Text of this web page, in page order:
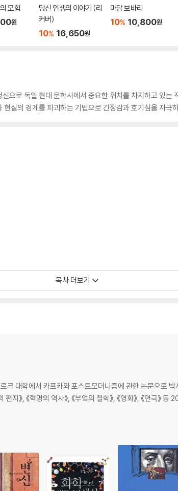
모험
원
당신 인생의 이야기 (리
커버)
10% 16,650원
마담 보바리
10% 10,800원
으로 독일 현대 문학사에서 중요한 위치를 차지하고 있는
실의 경계를 파괴하는 기법으로 긴장감과 호기심을 자극
목차 더보기
대학에서 카프카와 포스트모더니즘에 관한 논문으로 박
지》, 《혁명의 역사》, 《부엌의 철학》, 《영화》, 《연극》